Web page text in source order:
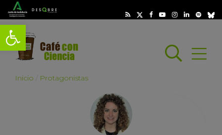
Abrir barra de herramientas
Abrir
Inicio Protagonistas